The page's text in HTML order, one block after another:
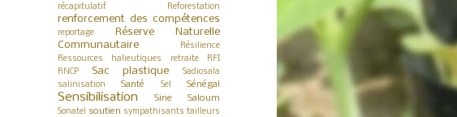
récapitulatif Reforestation
renforcement des compétences
reportage
Réserve Naturelle
Communautaire
Résilience
Ressources halieutiques
retraite
RFI
RNCP
Sac plastique
Sadiosala
salinisation
Santé Sel Sénégal
Sensibilisation Sine Saloum
Sonatel soutien sympathisants tailleurs